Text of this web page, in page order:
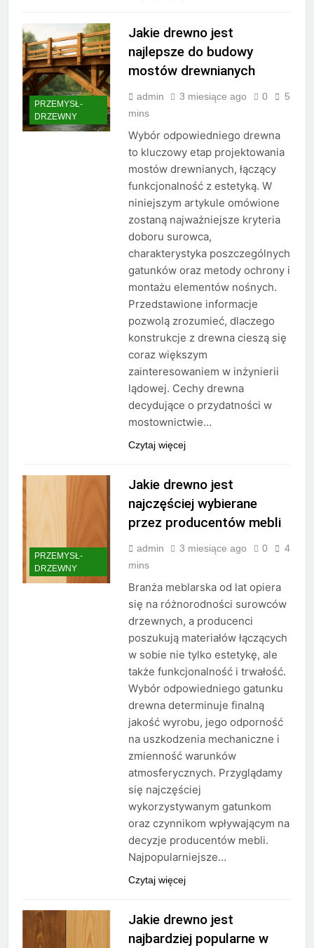
PRZEMYSŁ-
DRZEWNY
Jakie drewno jest
najlepsze do budowy
mostów drewnianych
admin 3 miesiące ago 0
5
mins
Wybór odpowiedniego drewna
to kluczowy etap projektowania
mostów drewnianych, łączący
funkcjonalność z estetyką. W
niniejszym artykule omówione
zostaną najważniejsze kryteria
doboru surowca,
charakterystyka poszczególnych
gatunków oraz metody ochrony i
montażu elementów nośnych.
Przedstawione informacje
pozwolą zrozumieć, dlaczego
konstrukcje z drewna cieszą się
coraz większym
zainteresowaniem w inżynierii
lądowej. Cechy drewna
decydujące o przydatności w
mostownictwie…
Czytaj więcej
PRZEMYSŁ-
DRZEWNY
Jakie drewno jest
najczęściej wybierane
przez producentów mebli
admin 3 miesiące ago 0
4
mins
Branża meblarska od lat opiera
się na różnorodności surowców
drzewnych, a producenci
poszukują materiałów łączących
w sobie nie tylko estetykę, ale
także funkcjonalność i trwałość.
Wybór odpowiedniego gatunku
drewna determinuje finalną
jakość wyrobu, jego odporność
na uszkodzenia mechaniczne i
zmienność warunków
atmosferycznych. Przyglądamy
się najczęściej
wykorzystywanym gatunkom
oraz czynnikom wpływającym na
decyzje producentów mebli.
Najpopularniejsze…
Czytaj więcej
Jakie drewno jest
najbardziej popularne w